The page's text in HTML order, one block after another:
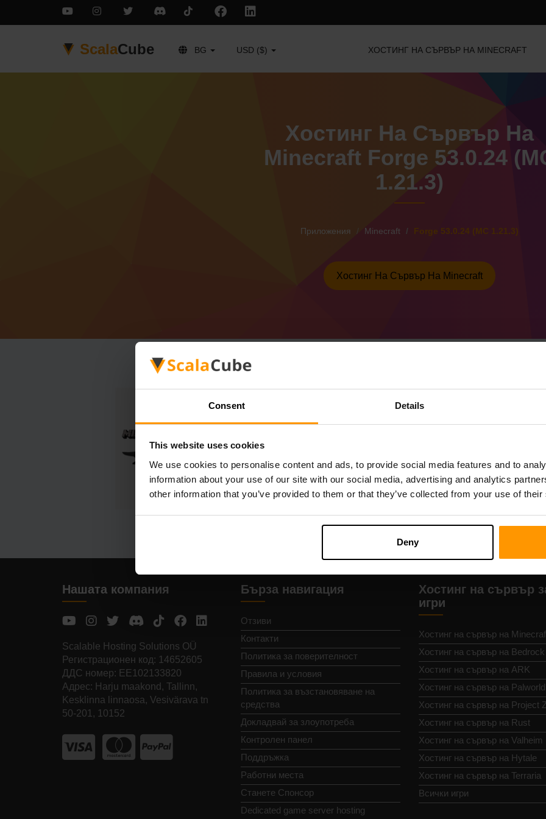
Consent Details
This website uses cookies
We use cookies to personalise content and ads, to provide social media features and to
information about your use of our site with our social media, advertising and analytics
other information that you’ve provided to them or that they’ve collected from your use of
Deny
ScalaCube BG USD ($) ХОСТИНГ НА СЪРВЪР НА MINECRAFT
Хостинг На Сървър На
Minecraft Forge 53.0.24
1.21.3)
Приложения Minecraft Forge 53.0.24 (MC 1.21.3)
Хостинг На Сървър На Minecraft
Как да направите
(MC 1.21.3) сървър
Изберете вашия сървър → Сървъри за
(MC 1.21.3))
Приятна игра на сървъра!
Нашата компания
Scalable Hosting Solutions OÜ
Регистрационен код: 14652605
ДДС номер: EE102133820
Адрес: Harju maakond, Tallinn,
Kesklinna linnaosa, Vesivärava tn
50-201, 10152
Бърза навигация
Отзиви
Контакти
Политика за поверителност
Правила и условия
Политика за възстановяване на
средства
Докладвай за злоупотреба
Контролен панел
Поддръжка
Работни места
Станете Спонсор
Dedicated game server hosting
Хостинг на сървър
игри
Хостинг на сървър на
Хостинг на сървър на Bedrock
Хостинг на сървър на ARK
Хостинг на сървър на Palworld
Хостинг на сървър на Project
Хостинг на сървър на Rust
Хостинг на сървър на Valheim
Хостинг на сървър на Hytale
Хостинг на сървър на Terraria
Всички игри